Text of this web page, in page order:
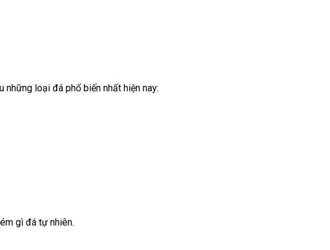
loại đá phổ biến nhất hiện nay:
gì đá tự nhiên.